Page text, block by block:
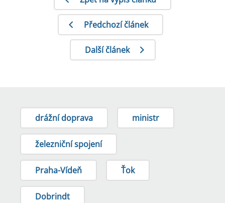
Předchozí článek
Další článek
drážní doprava ministr
železniční spojení
Praha-Vídeň Ťok
Dobrindt